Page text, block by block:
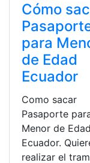
Cómo
para
de Edad
Ecuador
Como sacar
Pasaporte
Menor de Edad
Ecuador.
realizar el